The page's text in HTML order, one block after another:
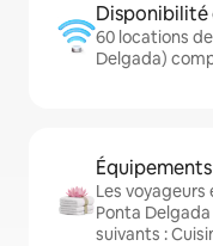
Disponibilité
60 locations
Delgada)
Les
Ponta
suivants :